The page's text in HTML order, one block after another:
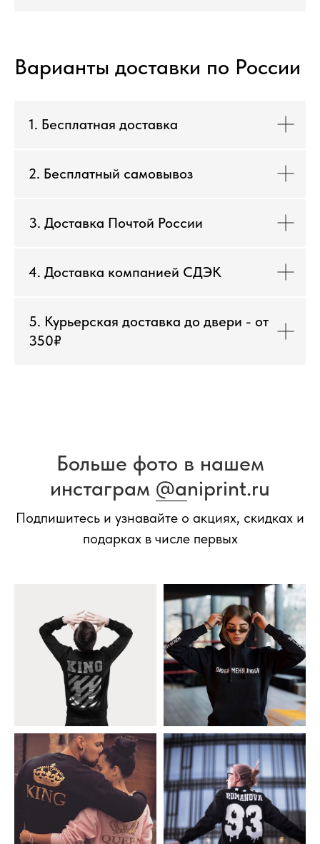
Варианты доставки по России
1. Бесплатная доставка
2. Бесплатный самовывоз
3. Доставка Почтой России
4. Доставка компанией СДЭК
5. Курьерская доставка до двери - от
350₽
Больше фото в нашем
инстаграм @aniprint.ru
Подпишитесь и узнавайте о акциях, скидках и
подарках в числе первых